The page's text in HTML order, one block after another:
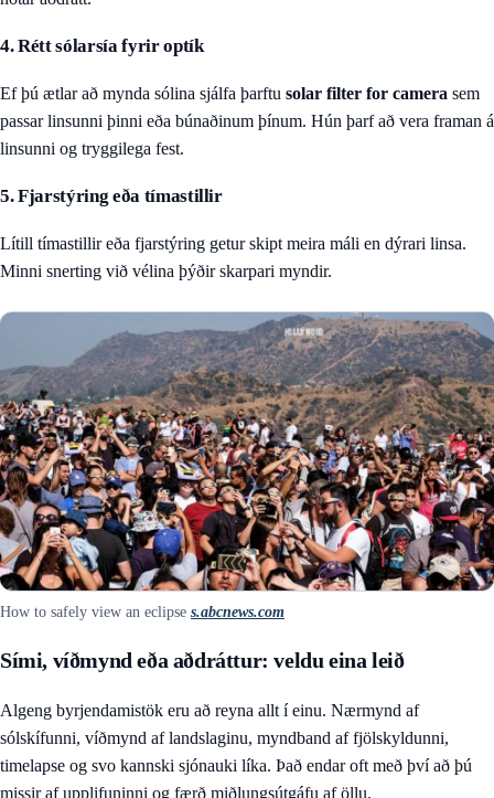
4. Rétt sólarsía fyrir optík
Ef þú ætlar að mynda sólina sjálfa þarftu solar filter for camera sem
passar linsunni þinni eða búnaðinum þínum. Hún þarf að vera framan á
linsunni og tryggilega fest.
5. Fjarstýring eða tímastillir
Lítill tímastillir eða fjarstýring getur skipt meira máli en dýrari linsa.
Minni snerting við vélina þýðir skarpari myndir.
How to safely view an eclipse s.abcnews.com
Sími, víðmynd eða aðdráttur: veldu eina leið
Algeng byrjendamistök eru að reyna allt í einu. Nærmynd af
sólskífunni, víðmynd af landslaginu, myndband af fjölskyldunni,
timelapse og svo kannski sjónauki líka. Það endar oft með því að þú
missir af upplifuninni og færð miðlungsútgáfu af öllu.